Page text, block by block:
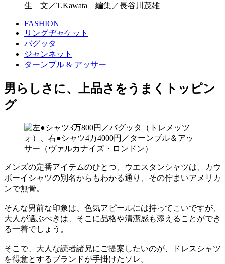
生 文／T.Kawata 編集／長谷川茂雄
FASHION
リングヂャケット
バグッタ
ジャンネット
ターンブル & アッサー
男らしさに、上品さをうまくトッピン
グ
メンズの定番アイテムのひとつ、ウエスタンシャツは、カウ
ボーイシャツの別名からもわかる通り、その佇まいアメリカ
ンで無骨。
そんな男前な印象は、色気アピールには持ってこいですが、
大人が選ぶべきは、そこに品格や清潔感も添えることができ
る一着でしょう。
そこで、大人な読者諸兄にご提案したいのが、ドレスシャツ
を得意とするブランドが手掛けたソレ。